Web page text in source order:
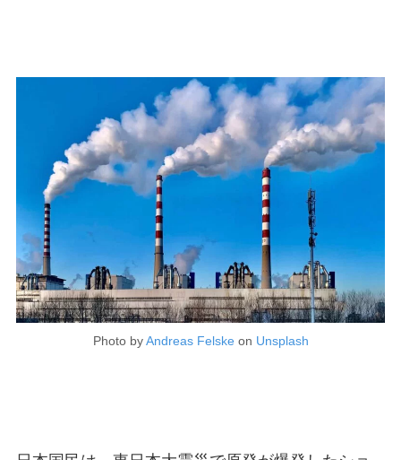
Photo byAndreas Felske on Unsplash